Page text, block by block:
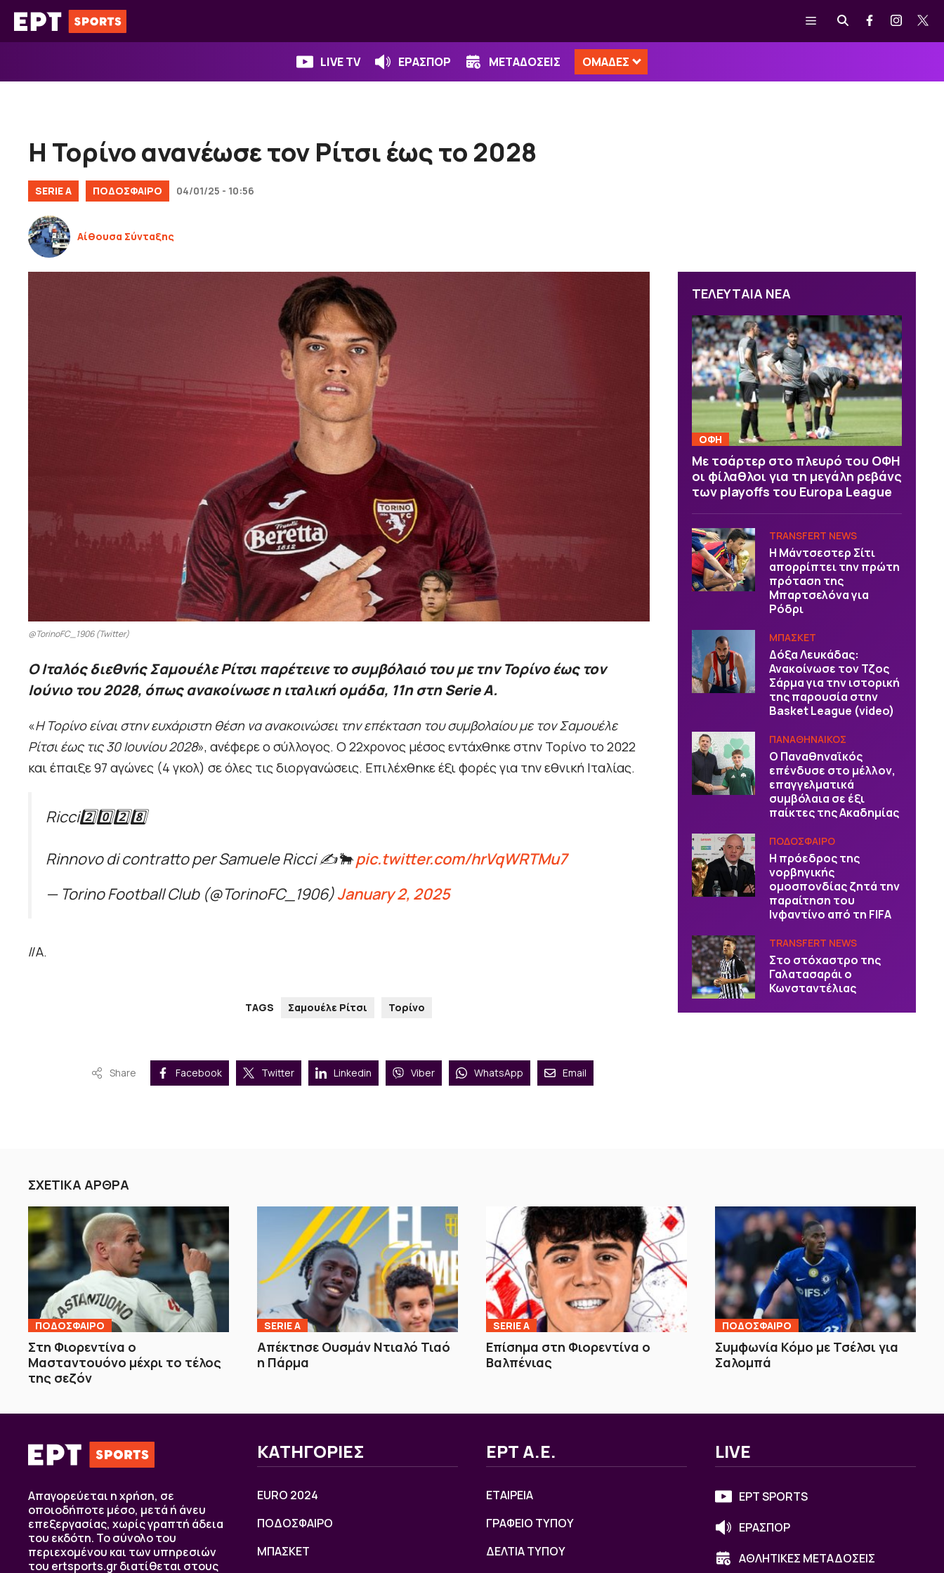
Μετάβαση
σε
Μενού
LIVE TV ΕΡΑΣΠΟΡ ΜΕΤΑΔΟΣΕΙΣ ΟΜΑΔΕΣ
Η Τορίνο ανανέωσε τον Ρίτσι έως το 2028
SERIE A ΠΟΔΟΣΦΑΙΡΟ 04/01/25 - 10:56
Αίθουσα Σύνταξης
@TorinoFC_1906 (Twitter)
Ο Ιταλός διεθνής Σαμουέλε Ρίτσι παρέτεινε το συμβόλαιό του με την Τορίνο έως τον
Ιούνιο του 2028, όπως ανακοίνωσε η ιταλική ομάδα, 11η στη Serie A.
«Η Τορίνο είναι στην ευχάριστη θέση να ανακοινώσει την επέκταση του συμβολαίου με τον Σαμουέλε
Ρίτσι έως τις 30 Ιουνίου 2028», ανέφερε ο σύλλογος. Ο 22χρονος μέσος εντάχθηκε στην Τορίνο το 2022
και έπαιξε 97 αγώνες (4 γκολ) σε όλες τις διοργανώσεις. Επιλέχθηκε έξι φορές για την εθνική Ιταλίας.
Ricci2️⃣0️⃣2️⃣8️⃣
Rinnovo di contratto per Samuele Ricci ✍️🐂pic.twitter.com/hrVqWRTMu7
— Torino Football Club (@TorinoFC_1906)January 2, 2025
//Α.
TAGS Σαμουέλε Ρίτσι Τορίνο
Share Facebook Twitter Linkedin Viber WhatsApp Email
ΤΕΛΕΥΤΑΙΑ ΝΕΑ
ΟΦΗ
Με τσάρτερ στο πλευρό του ΟΦΗ
οι φίλαθλοι για τη μεγάλη ρεβάνς
των playoffs του Europa League
TRANSFERT NEWS
Η Μάντσεστερ Σίτι
απορρίπτει την πρώτη
πρόταση της
Μπαρτσελόνα για
Ρόδρι
ΜΠΑΣΚΕΤ
Δόξα Λευκάδας:
Ανακοίνωσε τον Τζος
Σάρμα για την ιστορική
της παρουσία στην
Basket League (video)
ΠΑΝΑΘΗΝΑΙΚΟΣ
Ο Παναθηναϊκός
επένδυσε στο μέλλον,
επαγγελματικά
συμβόλαια σε έξι
παίκτες της Ακαδημίας
ΠΟΔΟΣΦΑΙΡΟ
Η πρόεδρος της
νορβηγικής
ομοσπονδίας ζητά την
παραίτηση του
Ινφαντίνο από τη FIFA
TRANSFERT NEWS
Στο στόχαστρο της
Γαλατασαράι ο
Κωνσταντέλιας
ΣΧΕΤΙΚΑ ΑΡΘΡΑ
ΠΟΔΟΣΦΑΙΡΟ
Στη Φιορεντίνα ο
Μασταντουόνο μέχρι το τέλος
της σεζόν
SERIE A
Απέκτησε Ουσμάν Ντιαλό Τιαό
η Πάρμα
SERIE A
Επίσημα στη Φιορεντίνα ο
Βαλπένιας
ΠΟΔΟΣΦΑΙΡΟ
Συμφωνία Κόμο με Τσέλσι για
Σαλομπά
Απαγορεύεται η χρήση, σε
οποιοδήποτε μέσο, μετά ή άνευ
επεξεργασίας, χωρίς γραπτή άδεια
του εκδότη. Το σύνολο του
περιεχομένου και των υπηρεσιών
του ertsports.gr διατίθεται στους
ΚΑΤΗΓΟΡΙΕΣ
EURO 2024
ΠΟΔΟΣΦΑΙΡΟ
ΜΠΑΣΚΕΤ
ΕΡΤ Α.Ε.
ΕΤΑΙΡΕΙΑ
ΓΡΑΦΕΙΟ ΤΥΠΟΥ
ΔΕΛΤΙΑ ΤΥΠΟΥ
LIVE
ΕΡΤ SPORTS
ΕΡΑΣΠΟΡ
ΑΘΛΗΤΙΚΕΣ ΜΕΤΑΔΟΣΕΙΣ